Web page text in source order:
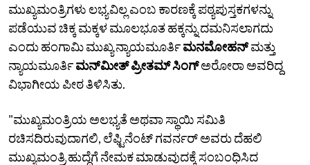
ಮುಖ್ಯಮಂತ್ರಿಗಳು ಲಭ್ಯವಿಲ್ಲ ಎಂಬ ಕಾರಣಕ್ಕೆ ಪಠ್ಯಪುಸ್ತಕಗಳನ್ನು
ಪಡೆಯುವ ಚಿಕ್ಕ ಮಕ್ಕಳ ಮೂಲಭೂತ ಹಕ್ಕನ್ನು ದಮನಿಸಲಾಗದು
ಎಂದು ಹಂಗಾಮಿ ಮುಖ್ಯ ನ್ಯಾಯಮೂರ್ತಿಮನಮೋಹನ್ಮತ್ತು
ನ್ಯಾಯಮೂರ್ತಿಮನ್‌ಮೀತ್ ಪ್ರೀತಮ್ ಸಿಂಗ್ಅರೋರಾ ಅವರಿದ್ದ
ವಿಭಾಗೀಯ ಪೀಠ ತಿಳಿಸಿತು.
"ಮುಖ್ಯಮಂತ್ರಿಯ ಅಲಭ್ಯತೆ ಅಥವಾ ಸ್ಥಾಯಿ ಸಮಿತಿ
ರಚಿಸದಿರುವುದಾಗಲಿ, ಲೆಫ್ಟಿನೆಂಟ್‌ ಗವರ್ನರ್‌ ಅವರು ದೆಹಲಿ
ಮುಖ್ಯಮಂತ್ರಿ ಹುದ್ದೆಗೆ ನೇಮಕ ಮಾಡುವುದಕ್ಕೆ ಸಂಬಂಧಿಸಿದ